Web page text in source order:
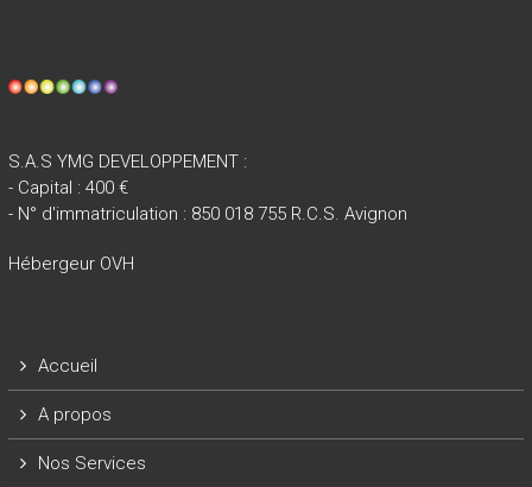
S.A.S YMG DEVELOPPEMENT :
- Capital : 400 €
- N° d'immatriculation : 850 018 755 R.C.S. Avignon
Hébergeur OVH
Accueil
A propos
Nos Services